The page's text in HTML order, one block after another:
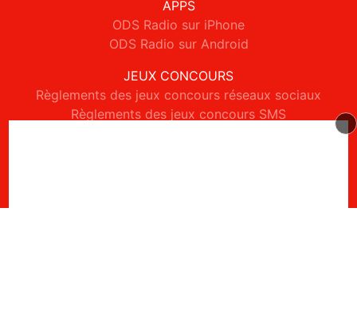
APPS
ODS Radio sur iPhone
ODS Radio sur Android
JEUX CONCOURS
Règlements des jeux concours réseaux sociaux
Règlements des jeux concours SMS